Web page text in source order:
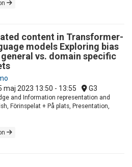
content in Transformer-
models Exploring bias
vs. domain specific
maj 2023 13:50 - 13:55 G3
and Information representation and
Förinspelat + På plats, Presentation,